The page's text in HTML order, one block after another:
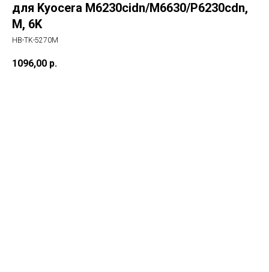
для Kyocera M6230cidn/M6630/P6230cdn,
M, 6K
HB-TK-5270M
1096,00 р.